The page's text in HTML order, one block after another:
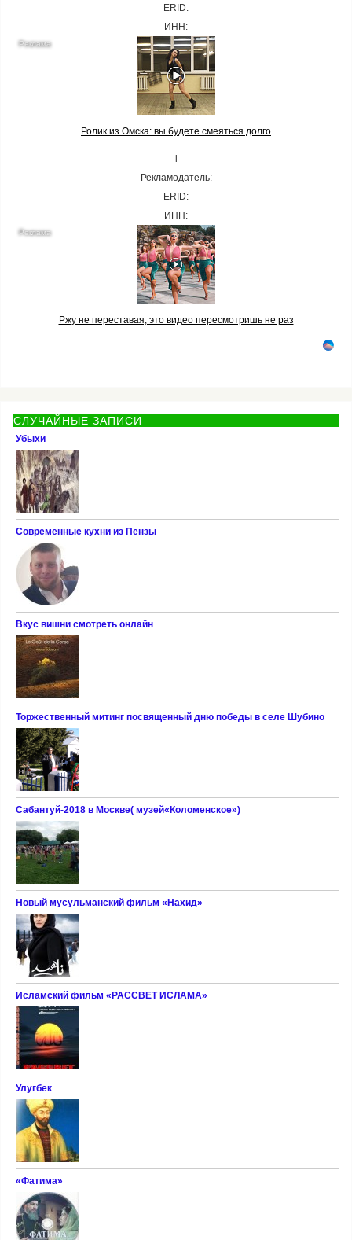
ERID:
ИНН:
Ролик из Омска: вы будете смеяться долго
i
Рекламодатель:
ERID:
ИНН:
Ржу не переставая, это видео пересмотришь не раз
СЛУЧАЙНЫЕ ЗАПИСИ
Убыхи
Современные кухни из Пензы
Вкус вишни смотреть онлайн
Торжественный митинг посвященный дню победы в селе Шубино
Сабантуй-2018 в Москве( музей«Коломенское»)
Новый мусульманский фильм «Нахид»
Исламский фильм «РАССВЕТ ИСЛАМА»
Улугбек
«Фатима»